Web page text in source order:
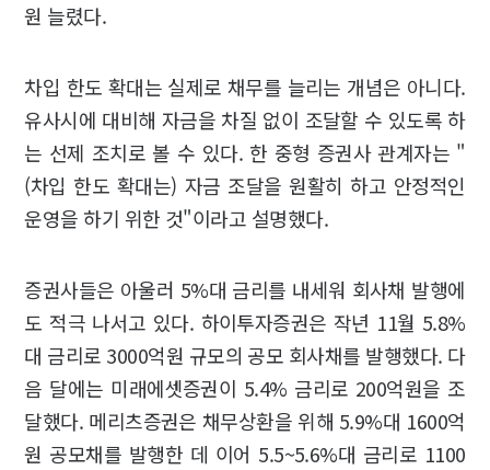
원 늘렸다.
차입 한도 확대는 실제로 채무를 늘리는 개념은 아니다.
유사시에 대비해 자금을 차질 없이 조달할 수 있도록 하
는 선제 조치로 볼 수 있다. 한 중형 증권사 관계자는 "
(차입 한도 확대는) 자금 조달을 원활히 하고 안정적인
운영을 하기 위한 것"이라고 설명했다.
증권사들은 아울러 5%대 금리를 내세워 회사채 발행에
도 적극 나서고 있다. 하이투자증권은 작년 11월 5.8%
대 금리로 3000억원 규모의 공모 회사채를 발행했다. 다
음 달에는 미래에셋증권이 5.4% 금리로 200억원을 조
달했다. 메리츠증권은 채무상환을 위해 5.9%대 1600억
원 공모채를 발행한 데 이어 5.5~5.6%대 금리로 1100